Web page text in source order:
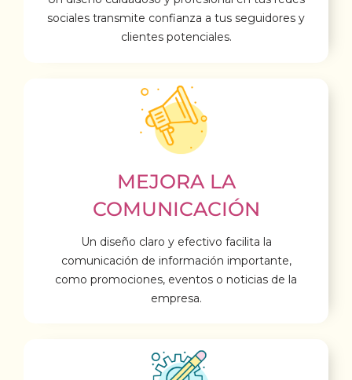
sociales transmite confianza a tus seguidores y
clientes potenciales.
MEJORA LA
COMUNICACIÓN
Un diseño claro y efectivo facilita la
comunicación de información importante,
como promociones, eventos o noticias de la
empresa.